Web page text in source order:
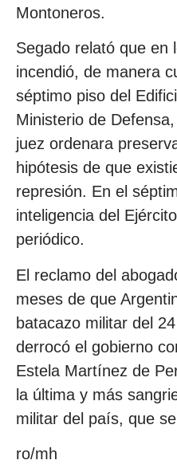
Montoneros.
Segado relató que en
incendió, de manera
séptimo piso del
Ministerio de
juez ordenara
hipótesis de que
represión. En el
inteligencia del
periódico.
El reclamo del
meses de que
batacazo militar del
derrocó el gobierno
Estela Martínez de
la última y más
militar del país, que
ro/mh